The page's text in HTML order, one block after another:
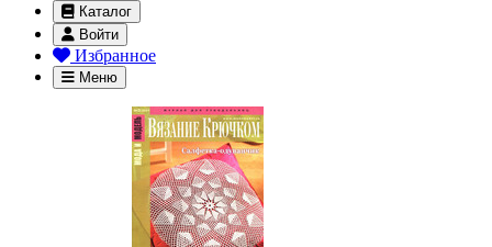
Каталог
Войти
Избранное
Меню